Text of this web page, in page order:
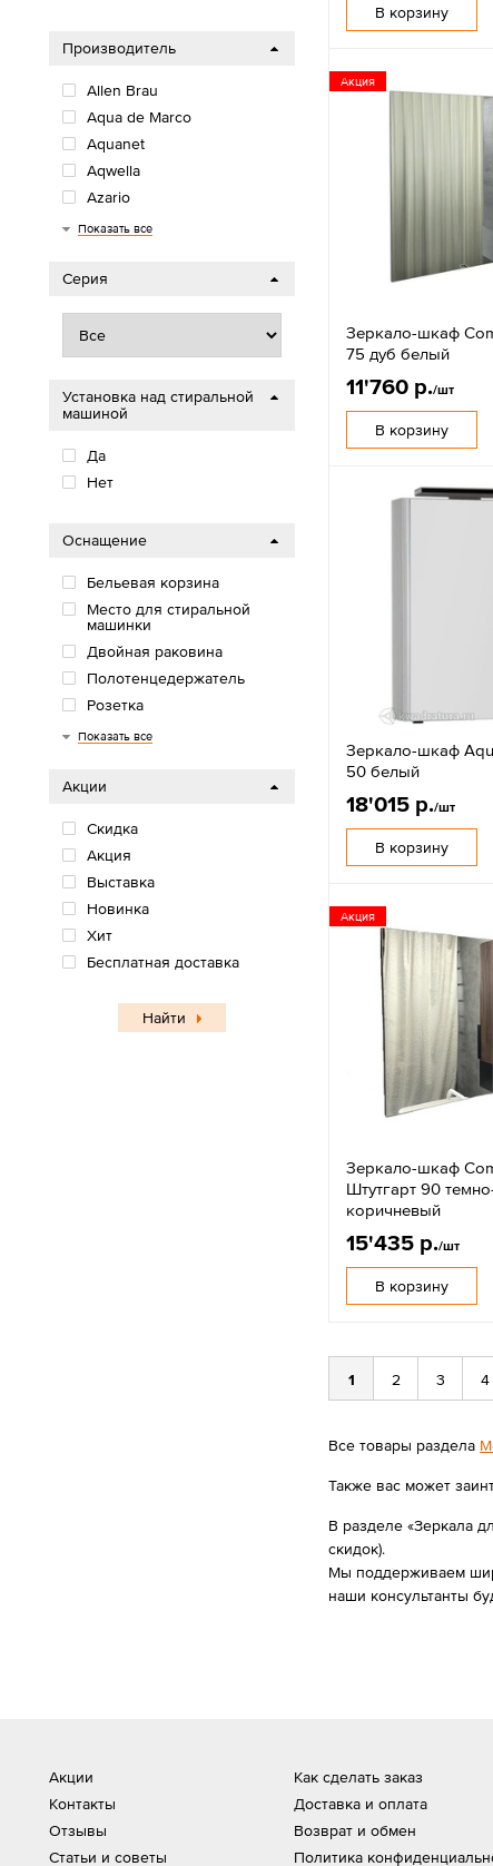
В корзину
Акция
Зеркало-шкаф
75 дуб белый
11'760 р./шт
В корзину
Зеркало-шкаф
50 белый
18'015 р./шт
В корзину
Акция
Зеркало-шкаф
Штутгарт 90
коричневый
15'435 р./шт
В корзину
1 2 3 4
Все товары раздела
Также вас может
В разделе «Зеркала
скидок).
Мы поддерживаем
наши консультанты
Производитель
Allen Brau
Aqua de Marco
Aquanet
Aqwella
Azario
Cersanit
Diwo
Grossman
Loranto
Onika
Roca
Stworki
Viant
Акватон
Итана
Сomforty
Показать все
Серия
Установка над стиральной
машиной
Да
Нет
Оснащение
Бельевая корзина
Место для стиральной
машинки
Двойная раковина
Полотенцедержатель
Розетка
Подсветка
Механизм доводчика
Часы
Bluetooth
Показать все
Акции
Скидка
Акция
Выставка
Новинка
Хит
Бесплатная доставка
Найти
Акции
Контакты
Отзывы
Статьи и советы
Как сделать заказ
Доставка и оплата
Возврат и обмен
Политика